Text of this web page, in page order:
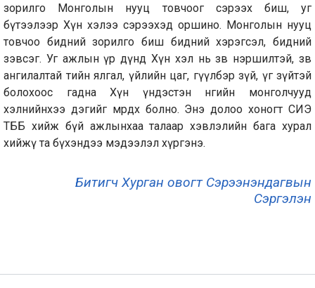
зорилго Монголын нууц товчоог сэрээх биш, уг
бүтээлээр Хүн хэлээ сэрээхэд оршино. Монголын нууц
товчоо бидний зорилго биш бидний хэрэгсэл, бидний
зэвсэг. Уг ажлын үр дүнд Хүн хэл нь зөв нэршилтэй, зөв
ангилалтай тийн ялгал, үйлийн цаг, өгүүлбэр зүй, үг зүйтэй
болохоос гадна Хүн үндэстэн өнөөгийн монголчууд
хэлнийнхээ дэгийг мөрдөх болно. Энэ долоо хоногт СИЭ
ТББ хийж бүй ажлынхаа талаар хэвлэлийн бага хурал
хийжү та бүхэндээ мэдээлэл хүргэнэ.
Битигч Хурган овогт Сэрээнэндагвын
Сэргэлэн